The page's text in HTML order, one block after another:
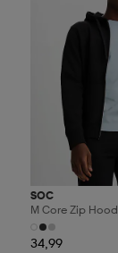
SOC
M Core Zip Hood
34,99